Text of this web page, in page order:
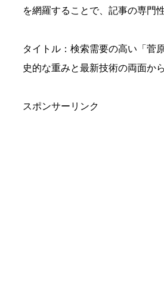
を網羅することで、記事の専門
タイトル：検索需要の高い「菅
史的な重みと最新技術の両面か
スポンサーリンク